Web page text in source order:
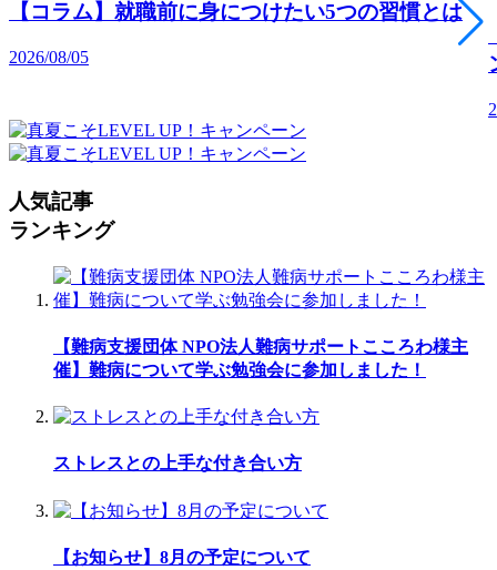
【コラム】就職前に身につけたい5つの習慣とは
2026/08/05
人気記事
ランキング
【難病支援団体 NPO法人難病サポートこころわ様主
催】難病について学ぶ勉強会に参加しました！
ストレスとの上手な付き合い方
【お知らせ】8月の予定について